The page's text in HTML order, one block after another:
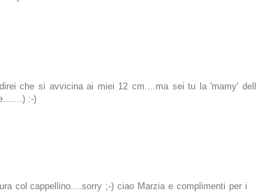
che si avvicina ai miei 12 cm....ma sei tu la 'mamy' dell
:-)
col cappellino....sorry ;-) ciao Marzia e complimenti per i